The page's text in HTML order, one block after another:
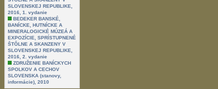
SLOVENSKEJ REPUBLIKE,
2016, 1. vydanie
BEDEKER BANSKÉ,
BANÍCKE, HUTNÍCKE A
MINERALOGICKÉ MÚZEÁ A
EXPOZÍCIE, SPRÍSTUPNENÉ
ŠTÔLNE A SKANZENY V
SLOVENSKEJ REPUBLIKE,
2016, 2. vydanie
ZDRUŽENIE BANÍCKYCH
SPOLKOV A CECHOV
SLOVENSKA (stanovy,
informácie), 2010